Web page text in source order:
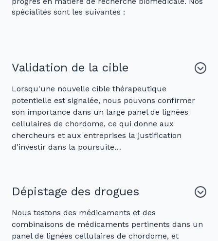
spécialités sont les suivantes :
Validation de la cible
Lorsqu'une nouvelle cible thérapeutique
potentielle est signalée, nous pouvons confirmer
son importance dans un large panel de lignées
cellulaires de chordome, ce qui donne aux
chercheurs et aux entreprises la justification
d'investir dans la poursuite…
Dépistage des drogues
Nous testons des médicaments et des
combinaisons de médicaments pertinents dans un
panel de lignées cellulaires de chordome, et